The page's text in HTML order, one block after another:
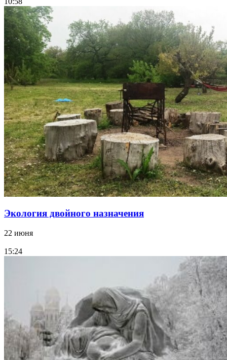
Экология двойного назначения
22 июня
15:24